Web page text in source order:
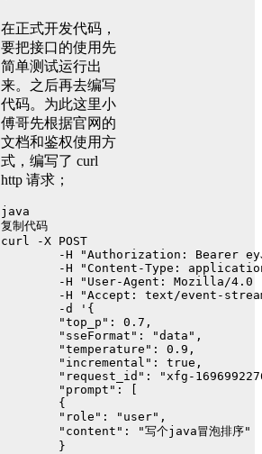
在正式开发代码，
要把接口的使用先
简单测试运行出
来。之后再去编写
代码。为此这里小
傅哥先根据官网的
文档和鉴权使用方
式，编写了 curl
http 请求；
java
复制代码
curl -X POST
        -H
"Authorization: Bearer
        -H
"Content-Type:
        -H
"User-Agent: Mozilla/4.0
        -H
"Accept: text/event-
        -d
'{
        "top_p": 0.7,
        "sseFormat": "data",
        "temperature": 0.9,
        "incremental": true,
"request_id": "xfg-
        "prompt": [
        {
        "role": "user",
        "content": "写个java冒泡排序"
        }